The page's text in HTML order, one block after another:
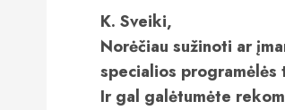
K. Sveiki,
Norėčiau sužinoti ar
specialios programėlės
Ir gal galėtumėte